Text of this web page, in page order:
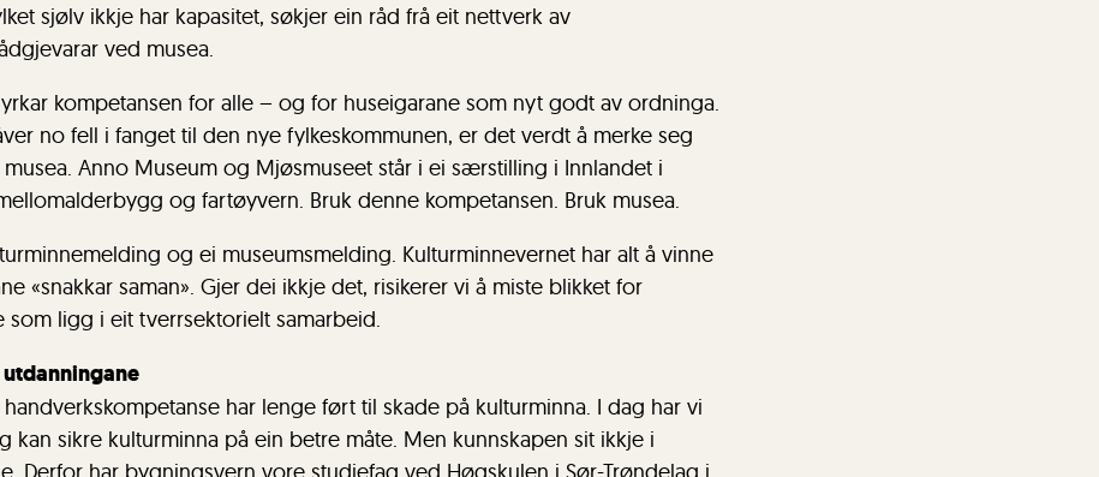
sjølv ikkje har kapasitet, søkjer ein råd frå eit nettverk av
ved musea.
kompetansen for alle – og for huseigarane som nyt godt av ordninga.
no fell i fanget til den nye fylkeskommunen, er det verdt å merke seg
Anno Museum og Mjøsmuseet står i ei særstilling i Innlandet i
og fartøyvern. Bruk denne kompetansen. Bruk musea.
og ei museumsmelding. Kulturminnevernet har alt å vinne
«snakkar saman». Gjer dei ikkje det, risikerer vi å miste blikket for
som ligg i eit tverrsektorielt samarbeid.
har lenge ført til skade på kulturminna. I dag har vi
kan sikre kulturminna på ein betre måte. Men kunnskapen sit ikkje i
Derfor har bygningsvern vore studiefag ved Høgskulen i Sør-Trøndelag i